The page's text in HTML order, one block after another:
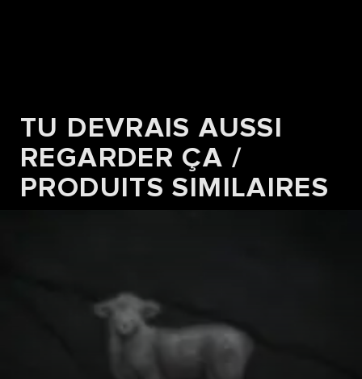
RECETTES
BAO BURGER À LA SAUCE
SRIRACHA
TU DEVRAIS AUSSI
REGARDER ÇA /
PRODUITS SIMILAIRES